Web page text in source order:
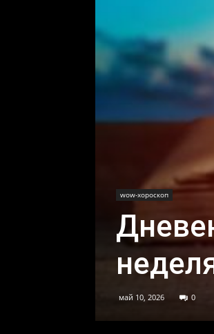
wow-хороскоп
май 10, 2026 0